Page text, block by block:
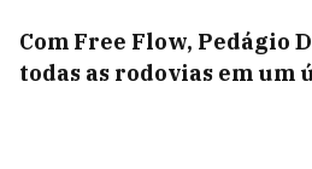
Com Free Flow,
todas as rodovias em um